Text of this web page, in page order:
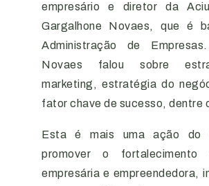
empresário e diretor da
Gargalhone Novaes, que é
Administração de
Novaes falou sobre
marketing, estratégia do
fator chave de sucesso, dentre
Esta é mais uma ação do
promover o fortalecimento
empresária e empreendedora,